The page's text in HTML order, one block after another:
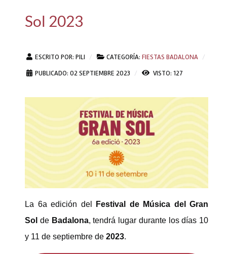
Sol 2023
ESCRITO POR: PILI CATEGORÍA: FIESTAS BADALONA
PUBLICADO: 02 SEPTIEMBRE 2023
VISTO: 127
La 6a edición del
Festival de Música del Gran
Sol de Badalona, tendrá lugar durante los días 10
y 11 de septiembre de 2023.